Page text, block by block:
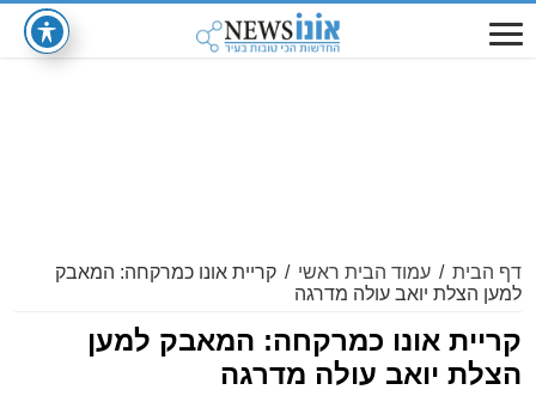
דף הבית / עמוד הבית ראשי / קריית אונו כמרקחה: המאבק
למען הצלת יואב עולה מדרגה
קריית אונו כמרקחה: המאבק למען
הצלת יואב עולה מדרגה